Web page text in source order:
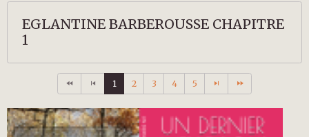
EGLANTINE BARBEROUSSE CHAPITRE
1
1 2 3 4 5